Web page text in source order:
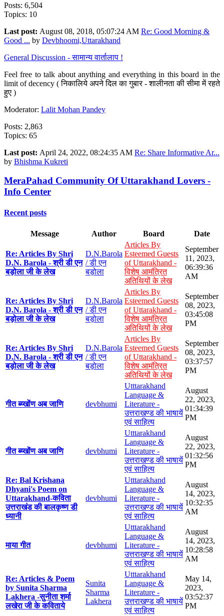
Posts: 6,504
Topics: 10
Last post: August 08, 2018, 05:07:24 AM Re: Good Morning &
Good ... by Devbhoomi,Uttarakhand
General Discussion - सामान्य वार्तालाप !
Feel free to talk about anything and everything in this board in the
limit of decency ( निकालिये अपने दिल का गुबार - शालीनता की सीमा में रहते
हुए )
Moderator: Lalit Mohan Pandey
Posts: 2,863
Topics: 65
Last post: April 24, 2022, 08:24:35 AM Re: Share Informative Ar...
by Bhishma Kukreti
MeraPahad Community Of Uttarakhand Lovers -
Info Center
Recent posts
Message Author Board Date
Re: Articles By Shri
D.N. Barola - श्री डी एन
बड़ोला जी के लेख
D.N.Barola
/ डी एन
बड़ोला
Articles By
Esteemed Guests
of Uttarakhand -
विशेष आमंत्रित
अतिथियों के लेख
September
11, 2023,
06:39:36
AM
Re: Articles By Shri
D.N. Barola - श्री डी एन
बड़ोला जी के लेख
D.N.Barola
/ डी एन
बड़ोला
Articles By
Esteemed Guests
of Uttarakhand -
विशेष आमंत्रित
अतिथियों के लेख
September
08, 2023,
03:45:08
PM
Re: Articles By Shri
D.N. Barola - श्री डी एन
बड़ोला जी के लेख
D.N.Barola
/ डी एन
बड़ोला
Articles By
Esteemed Guests
of Uttarakhand -
विशेष आमंत्रित
अतिथियों के लेख
September
08, 2023,
03:37:57
PM
गीत ब्य्खोंण अब जाणि devbhumi
Utttarakhand
Language &
Literature -
उत्तराखण्ड की भाषायें
एवं साहित्य
August
22, 2023,
01:34:39
PM
गीत ब्य्खोंण अब जाणि devbhumi
Utttarakhand
Language &
Literature -
उत्तराखण्ड की भाषायें
एवं साहित्य
August
22, 2023,
01:32:56
PM
Re: Bal Krishana
Dhyani's Poem on
Uttarakhand-कविता
उत्तराखंड की बालकृष्ण डी
ध्यानी
devbhumi
Utttarakhand
Language &
Literature -
उत्तराखण्ड की भाषायें
एवं साहित्य
August
14, 2023,
10:32:35
AM
माया गीत devbhumi
Utttarakhand
Language &
Literature -
उत्तराखण्ड की भाषायें
एवं साहित्य
August
14, 2023,
10:28:58
AM
Re: Articles & Poem
by Sunita Sharma
Lakhera -सुनीता शर्मा
लखेरा जी के कविताये
Sunita
Sharma
Lakhera
Utttarakhand
Language &
Literature -
उत्तराखण्ड की भाषायें
एवं साहित्य
May 14,
2023,
03:52:37
PM